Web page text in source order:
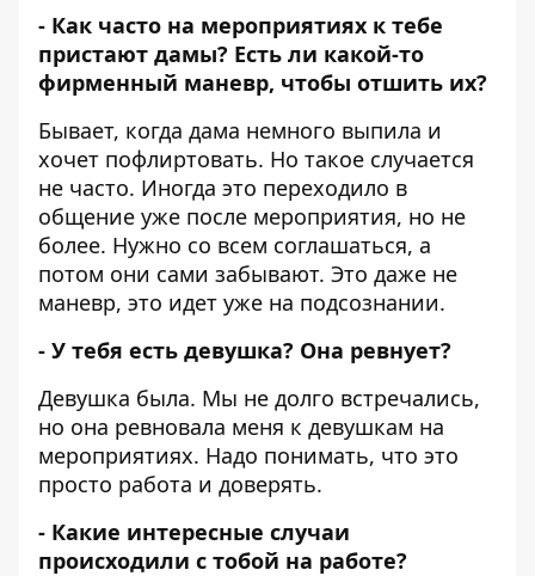
- Как часто на мероприятиях к тебе
пристают дамы? Есть ли какой-то
фирменный маневр, чтобы отшить их?
Бывает, когда дама немного выпила и
хочет пофлиртовать. Но такое случается
не часто. Иногда это переходило в
общение уже после мероприятия, но не
более. Нужно со всем соглашаться, а
потом они сами забывают. Это даже не
маневр, это идет уже на подсознании.
- У тебя есть девушка? Она ревнует?
Девушка была. Мы не долго встречались,
но она ревновала меня к девушкам на
мероприятиях. Надо понимать, что это
просто работа и доверять.
- Какие интересные случаи
происходили с тобой на работе?